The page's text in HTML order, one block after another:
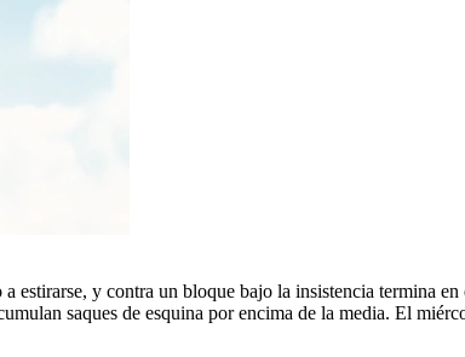
estirarse, y contra un bloque bajo la insistencia termina
saques de esquina por encima de la media. El